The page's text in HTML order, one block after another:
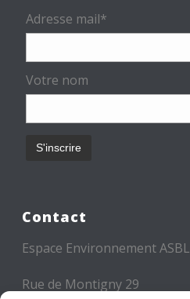
Adresse mail*
Votre nom
Contact
Espace Environnement ASBL
Rue de Montigny 29